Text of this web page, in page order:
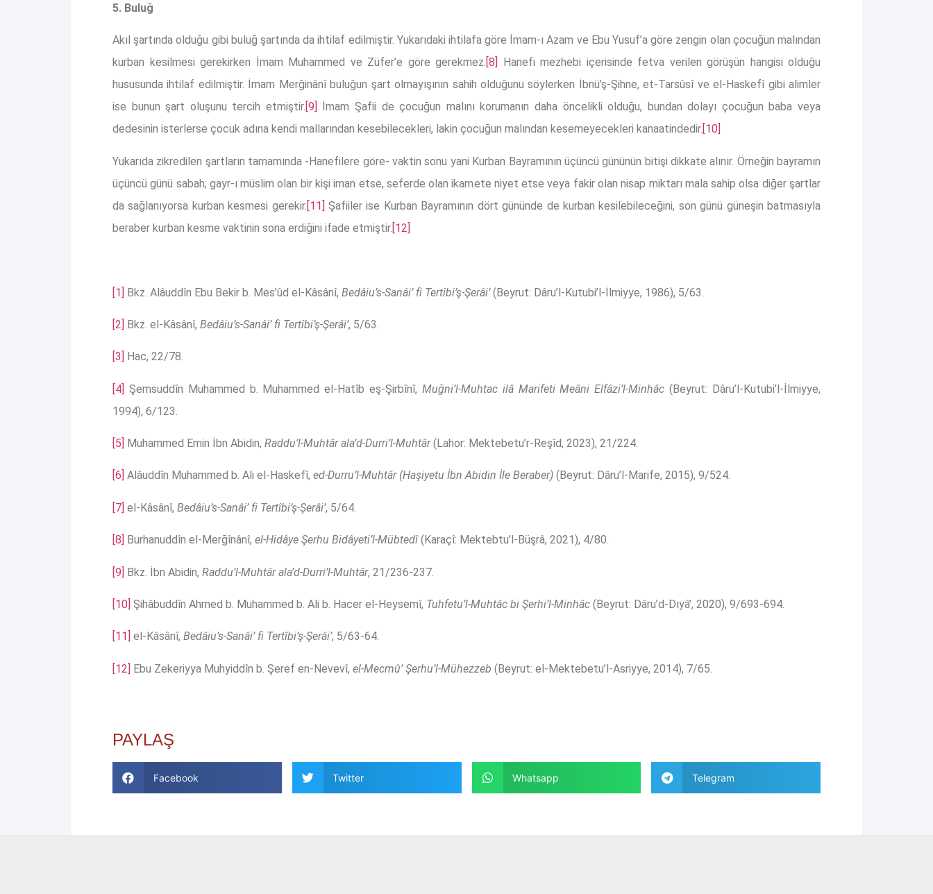
5. Buluğ
Akıl şartında olduğu gibi buluğ şartında da ihtilaf edilmiştir. Yukarıdaki ihtilafa göre İmam-ı Azam ve Ebu Yusuf’a göre zengin olan çocuğun malından
kurban kesilmesi gerekirken İmam Muhammed ve Züfer’e göre gerekmez. [8]
Hanefi mezhebi içerisinde fetva verilen görüşün hangisi olduğu
hususunda ihtilaf edilmiştir. İmam Merğinânî buluğun şart olmayışının sahih olduğunu söylerken İbnü’ş-Şihne, et-Tarsûsî ve el-Haskefî gibi alimler
ise bunun şart oluşunu tercih etmiştir. [9]
İmam Şafii de çocuğun malını korumanın daha öncelikli olduğu, bundan dolayı çocuğun baba veya
dedesinin isterlerse çocuk adına kendi mallarından kesebilecekleri, lakin çocuğun malından kesemeyecekleri kanaatindedir. [10]
Yukarıda zikredilen şartların tamamında -Hanefilere göre- vaktin sonu yani Kurban Bayramının üçüncü gününün bitişi dikkate alınır. Örneğin bayramın
üçüncü günü sabah; gayr-ı müslim olan bir kişi iman etse, seferde olan ikamete niyet etse veya fakir olan nisap miktarı mala sahip olsa diğer şartlar
da sağlanıyorsa kurban kesmesi gerekir. [11] Şafiiler ise Kurban Bayramının dört gününde de kurban kesilebileceğini, son günü güneşin batmasıyla
beraber kurban kesme vaktinin sona erdiğini ifade etmiştir. [12]
[1] Bkz. Alâuddîn Ebu Bekir b. Mes’ûd el-Kâsânî, Bedâiu’s-Sanâi’ fi Tertîbi’ş-Şerâi’(Beyrut: Dâru’l-Kutubi’l-İlmiyye, 1986), 5/63.
[2] Bkz. el-Kâsânî, Bedâiu’s-Sanâi’ fi Tertîbi’ş-Şerâi’, 5/63.
[3] Hac, 22/78.
[4] Şemsuddîn Muhammed b. Muhammed el-Hatîb eş-Şirbînî, Muğni’l-Muhtac ilâ Marifeti Meâni Elfâzi’l-Minhâc (Beyrut: Dâru’l-Kutubi’l-İlmiyye,
1994), 6/123.
[5] Muhammed Emin İbn Abidin, Raddu’l-Muhtâr ala’d-Durri’l-Muhtâr(Lahor: Mektebetu’r-Reşîd, 2023), 21/224.
[6] Alâuddîn Muhammed b. Ali el-Haskefî, ed-Durru’l-Muhtâr (Haşiyetu İbn Abidin İle Beraber) (Beyrut: Dâru’l-Marife, 2015), 9/524.
[7] el-Kâsânî, Bedâiu’s-Sanâi’ fi Tertîbi’ş-Şerâi’, 5/64.
[8] Burhanuddîn el-Merğînânî, el-Hidâye Şerhu Bidâyeti’l-Mübtedî(Karaçî: Mektebtu’l-Büşrâ, 2021), 4/80.
[9] Bkz. İbn Abidin, Raddu’l-Muhtâr ala’d-Durri’l-Muhtâr, 21/236-237.
[10] Şihâbuddîn Ahmed b. Muhammed b. Ali b. Hacer el-Heysemî, Tuhfetu’l-Muhtâc bi Şerhi’l-Minhâc (Beyrut: Dâru’d-Dıyâ’, 2020), 9/693-694.
[11] el-Kâsânî, Bedâiu’s-Sanâi’ fi Tertîbi’ş-Şerâi’, 5/63-64.
[12] Ebu Zekeriyya Muhyiddîn b. Şeref en-Nevevî, el-Mecmû’ Şerhu’l-Mühezzeb (Beyrut: el-Mektebetu’l-Asriyye, 2014), 7/65.
PAYLAŞ
Facebook Twitter Whatsapp Telegram